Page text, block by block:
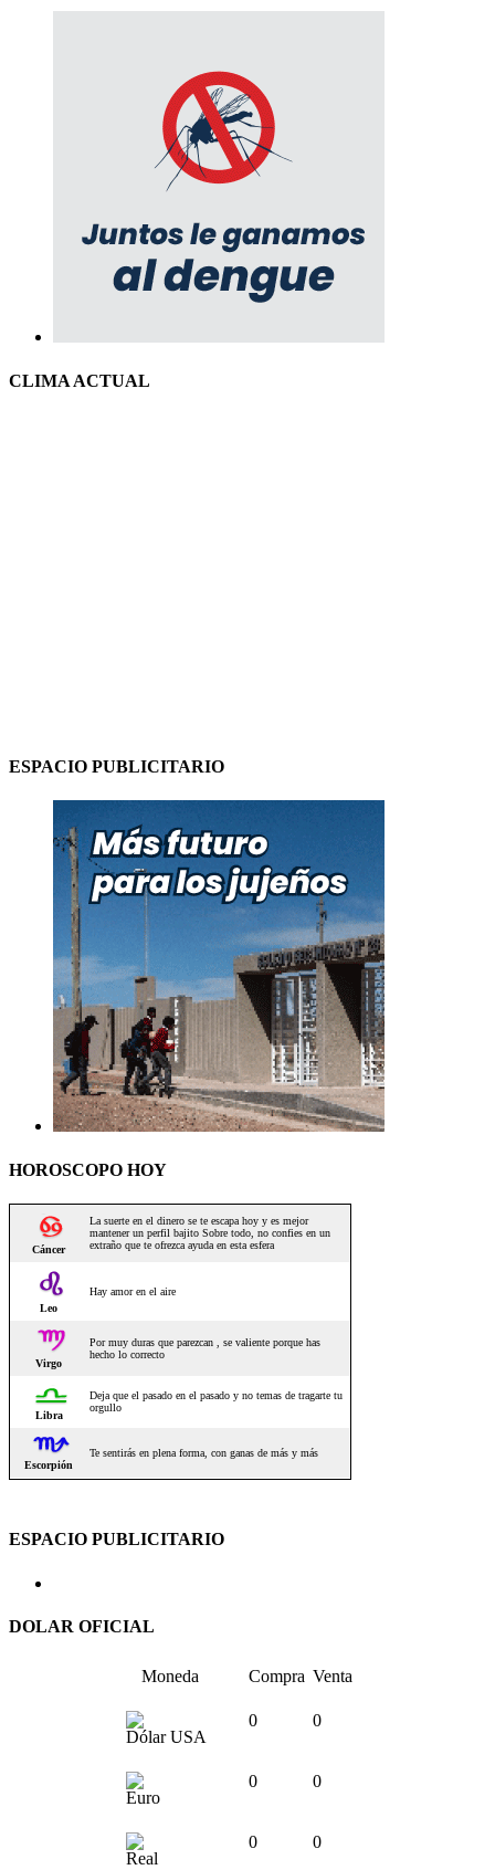
CLIMA ACTUAL
ESPACIO PUBLICITARIO
HOROSCOPO HOY
ESPACIO PUBLICITARIO
DOLAR OFICIAL
Moneda Compra Venta
Dólar USA
0 0
Euro
0 0
Real
0 0